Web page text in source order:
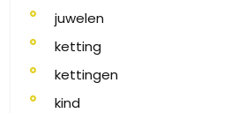
juwelen
ketting
kettingen
kind